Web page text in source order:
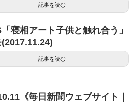
記事を読む
寝相アート子供と触れ合う」
記事を読む
《毎日新聞ウェブサイト｜